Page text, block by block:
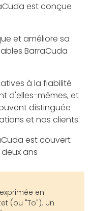
est conçue
et améliore sa
BarraCuda
à la fiabilité
d'elles-mêmes, et
distinguée
et nos clients.
est couvert
ans
en
(ou "To"). Un